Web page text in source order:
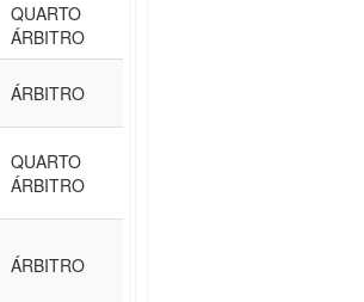
QUARTO
ÁRBITRO
ÁRBITRO
QUARTO
ÁRBITRO
ÁRBITRO